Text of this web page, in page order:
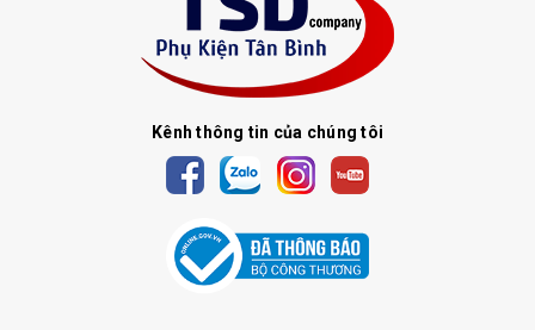
Kênh thông tin của chúng tôi